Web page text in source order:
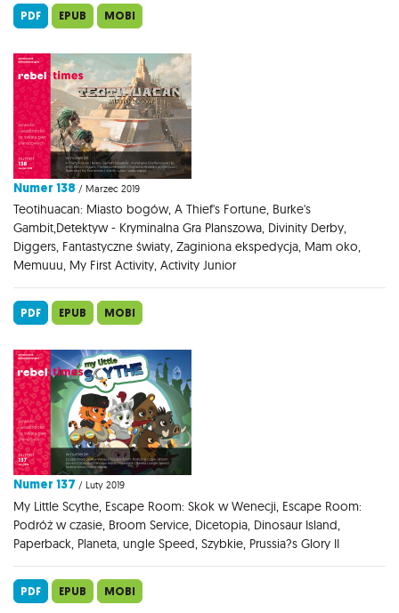
PDF EPUB MOBI
Numer 138 / Marzec 2019
Teotihuacan: Miasto bogów, A Thief's Fortune, Burke's
Gambit,Detektyw - Kryminalna Gra Planszowa, Divinity Derby,
Diggers, Fantastyczne światy, Zaginiona ekspedycja, Mam oko,
Memuuu, My First Activity, Activity Junior
PDF EPUB MOBI
Numer 137 / Luty 2019
My Little Scythe, Escape Room: Skok w Wenecji, Escape Room:
Podróż w czasie, Broom Service, Dicetopia, Dinosaur Island,
Paperback, Planeta, ungle Speed, Szybkie, Prussia?s Glory II
PDF EPUB MOBI